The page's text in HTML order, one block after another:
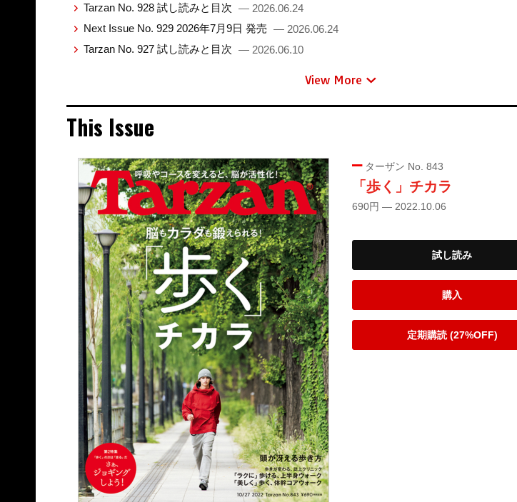
Tarzan No. 928 試し読みと目次 — 2026.06.24
Next Issue No. 929 2026年7月9日 発売 — 2026.06.24
Tarzan No. 927 試し読みと目次 — 2026.06.10
View More
This Issue
ターザン No. 843
「歩く」チカラ
690円 — 2022.10.06
試し読み
購入
定期購読 (27%OFF)